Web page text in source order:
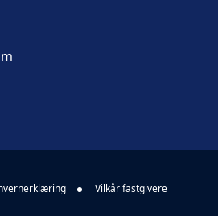
Vilkår fastgivere